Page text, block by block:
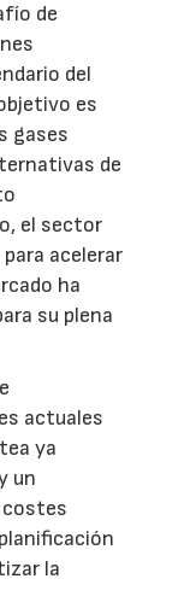
de
del
es
gases
de
el sector
acelerar
ha
su plena
actuales
ya
un
la